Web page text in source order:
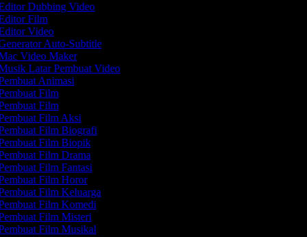
Dubbing Video
Film
Video
Auto-Subtitle
Video Maker
Latar Pembuat Video
Animasi
Film
Film
Film Aksi
Film Biografi
Film Biopik
Film Drama
Film Fantasi
Film Horor
Film Keluarga
Film Komedi
Film Misteri
Film Musikal